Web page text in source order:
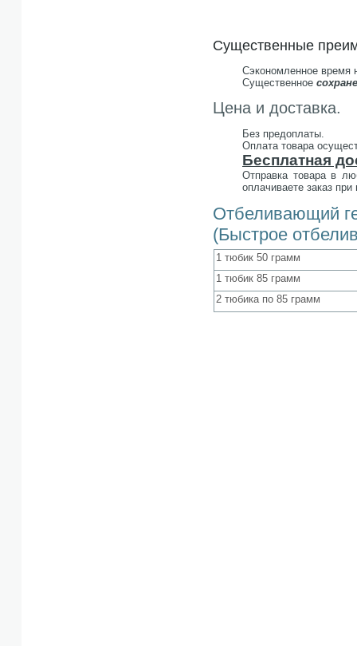
Существенные
Сэкономленное время
Существенное
Цена и доставка.
Без предоплаты.
Оплата товара
Бесплатная
Отправка товара в
оплачиваете заказ
Отбеливающий
(Быстрое
1 тюбик 50 грамм
1 тюбик 85 грамм
2 тюбика по 85 грамм